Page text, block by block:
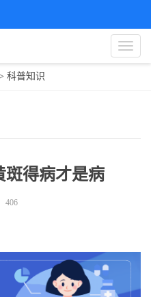
导
航
科普知识
斑得病才是病
406